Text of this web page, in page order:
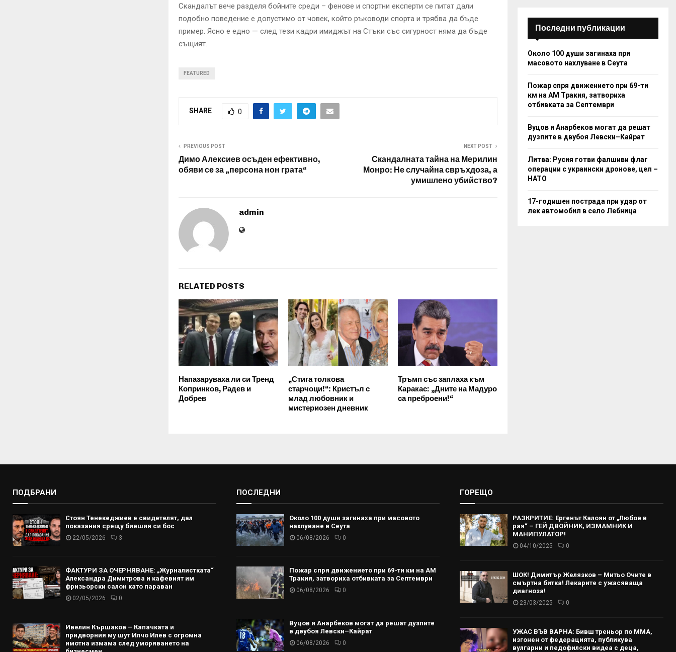
Скандалът вече разделя бойните среди – фенове и спортни експерти се питат дали
подобно поведение е допустимо от човек, който ръководи спорта и трябва да бъде
пример. Ясно е едно — след тези кадри имиджът на Стъки със сигурност няма да бъде
същият.
FEATURED
SHARE 0
PREVIOUS POST
Димо Алексиев осъден ефективно,
обяви се за „персона нон грата“
NEXT POST
Скандалната тайна на Мерилин
Монро: Не случайна свръхдоза, а
умишлено убийство?
admin
RELATED POSTS
Напазаруваха ли си Тренд
Копринков, Радев и
Добрев
„Стига толкова
старчоци!“: Кристъл с
млад любовник и
мистериозен дневник
Тръмп със заплаха към
Каракас: „Дните на Мадуро
са преброени!“
Последни публикации
Около 100 души загинаха при
масовото нахлуване в Сеута
Пожар спря движението при 69-ти
км на АМ Тракия, затвориха
отбивката за Септември
Вуцов и Анарбеков могат да решат
дузпите в двубоя Левски–Кайрат
Литва: Русия готви фалшиви флаг
операции с украински дронове, цел –
НАТО
17-годишен пострада при удар от
лек автомобил в село Лебница
ПОДБРАНИ
Стоян Тенекеджиев е свидетелят, дал
показания срещу бившия си бос
22/05/2026 3
ФАКТУРИ ЗА ОЧЕРНЯВАНЕ: „Журналистката“
Александра Димитрова и кафевият им
фризьорски салон като параван
02/05/2026 0
Ивелин Кършаков – Капачката и
придворния му шут Илчо Илев с огромна
имотна измама след уморяването на
ПОСЛЕДНИ
Около 100 души загинаха при масовото
нахлуване в Сеута
06/08/2026 0
Пожар спря движението при 69-ти км на АМ
Тракия, затвориха отбивката за Септември
06/08/2026 0
Вуцов и Анарбеков могат да решат дузпите
в двубоя Левски–Кайрат
06/08/2026 0
ГОРЕЩО
РАЗКРИТИЕ: Ергенът Калоян от „Любов в
рая“ – ГЕЙ ДВОЙНИК, ИЗМАМНИК И
МАНИПУЛАТОР!
04/10/2025 0
ШОК! Димитър Желязков – Митьо Очите в
смъртна битка! Лекарите с ужасяваща
диагноза!
23/03/2025 0
УЖАС ВЪВ ВАРНА: Бивш треньор по ММА,
изгонен от федерацията, публикува
вулгарни и педофилски видеа с деца,